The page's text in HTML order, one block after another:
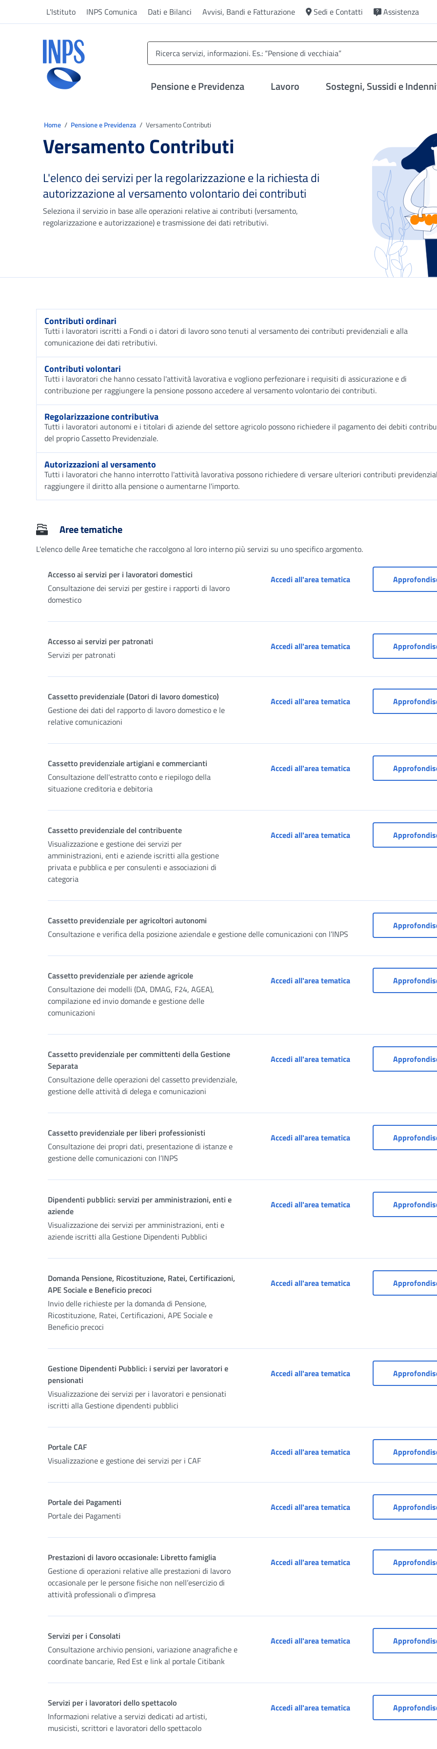
L'Istituto INPS Comunica Dati e Bilanci Avvisi, Bandi e Fatturazione Sedi e Contatti Assistenza
Pensione e Previdenza Lavoro Sostegni, Sussidi e
Home Pensione e Previdenza Versamento Contributi
Versamento Contributi
L'elenco dei servizi per la regolarizzazione e la richiesta di
autorizzazione al versamento volontario dei contributi
Seleziona il servizio in base alle operazioni relative ai contributi (versamento,
regolarizzazione e autorizzazione) e trasmissione dei dati retributivi.
Contributi ordinari
Tutti i lavoratori iscritti a Fondi o i datori di lavoro sono tenuti al versamento dei contributi previdenziali e alla
comunicazione dei dati retributivi.
Contributi volontari
Tutti i lavoratori che hanno cessato l'attività lavorativa e vogliono perfezionare i requisiti di assicurazione e di
contribuzione per raggiungere la pensione possono accedere al versamento volontario dei contributi.
Regolarizzazione contributiva
Tutti i lavoratori autonomi e i titolari di aziende del settore agricolo possono richiedere il pagamento dei debiti
del proprio Cassetto Previdenziale.
Autorizzazioni al versamento
Tutti i lavoratori che hanno interrotto l'attività lavorativa possono richiedere di versare ulteriori contributi
raggiungere il diritto alla pensione o aumentarne l'importo.
Aree tematiche
L'elenco delle Aree tematiche che raccolgono al loro interno più servizi su uno specifico argomento.
Accesso ai servizi per i lavoratori domestici
Consultazione dei servizi per gestire i rapporti di lavoro
domestico
Accedi all'area tematicaAccesso ai servizi per i
Accesso ai servizi per patronati
Servizi per patronati
Accedi all'area tematicaAccesso ai servizi per
Cassetto previdenziale (Datori di lavoro domestico)
Gestione dei dati del rapporto di lavoro domestico e le
relative comunicazioni
Accedi all'area tematicaCassetto previdenziale
Cassetto previdenziale artigiani e commercianti
Consultazione dell'estratto conto e riepilogo della
situazione creditoria e debitoria
Accedi all'area tematicaCassetto previdenziale
Cassetto previdenziale del contribuente
Visualizzazione e gestione dei servizi per
amministrazioni, enti e aziende iscritti alla gestione
privata e pubblica e per consulenti e associazioni di
categoria
Accedi all'area tematicaCassetto previdenziale
Cassetto previdenziale per agricoltori autonomi
Consultazione e verifica della posizione aziendale e gestione delle comunicazioni con l’INPS
Cassetto previdenziale per aziende agricole
Consultazione dei modelli (DA, DMAG, F24, AGEA),
compilazione ed invio domande e gestione delle
comunicazioni
Accedi all'area tematicaCassetto previdenziale
Cassetto previdenziale per committenti della Gestione
Separata
Consultazione delle operazioni del cassetto previdenziale,
gestione delle attività di delega e comunicazioni
Accedi all'area tematicaCassetto previdenziale
Cassetto previdenziale per liberi professionisti
Consultazione dei propri dati, presentazione di istanze e
gestione delle comunicazioni con l’INPS
Accedi all'area tematicaCassetto previdenziale
Dipendenti pubblici: servizi per amministrazioni, enti e
aziende
Visualizzazione dei servizi per amministrazioni, enti e
aziende iscritti alla Gestione Dipendenti Pubblici
Accedi all'area tematicaDipendenti pubblici:
Domanda Pensione, Ricostituzione, Ratei, Certificazioni,
APE Sociale e Beneficio precoci
Invio delle richieste per la domanda di Pensione,
Ricostituzione, Ratei, Certificazioni, APE Sociale e
Beneficio precoci
Accedi all'area tematicaDomanda Pensione,
Gestione Dipendenti Pubblici: i servizi per lavoratori e
pensionati
Visualizzazione dei servizi per i lavoratori e pensionati
iscritti alla Gestione dipendenti pubblici
Accedi all'area tematicaGestione Dipendenti
Portale CAF
Visualizzazione e gestione dei servizi per i CAF
Accedi all'area tematicaPortale CAF
Portale dei Pagamenti
Portale dei Pagamenti
Accedi all'area tematicaPortale dei Pagamenti
Prestazioni di lavoro occasionale: Libretto famiglia
Gestione di operazioni relative alle prestazioni di lavoro
occasionale per le persone fisiche non nell’esercizio di
attività professionali o d’impresa
Accedi all'area tematicaPrestazioni di lavoro
Servizi per i Consolati
Consultazione archivio pensioni, variazione anagrafiche e
coordinate bancarie, Red Est e link al portale Citibank
Accedi all'area tematicaServizi per i Consolati
Servizi per i lavoratori dello spettacolo
Informazioni relative a servizi dedicati ad artisti,
musicisti, scrittori e lavoratori dello spettacolo
Accedi all'area tematicaServizi per i lavoratori